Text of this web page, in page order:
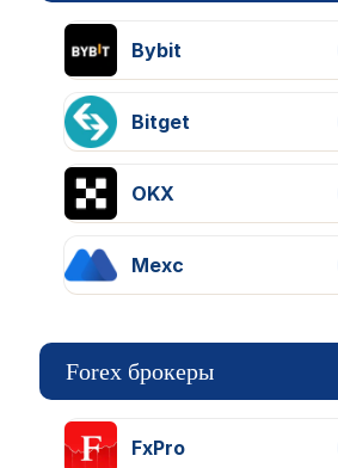
Bybit
Bitget
OKX
Mexc
Forex брокеры
FxPro